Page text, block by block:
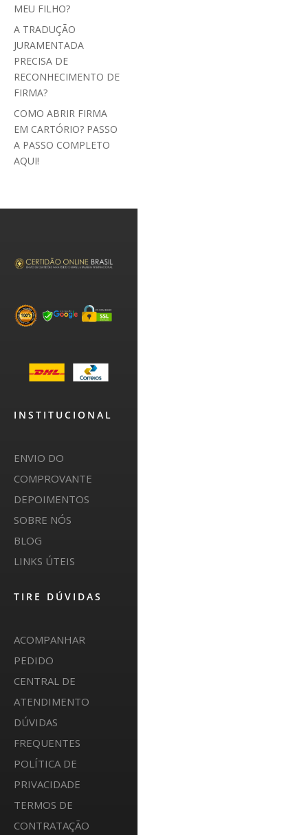
MEU FILHO?
A TRADUÇÃO
JURAMENTADA
PRECISA DE
RECONHECIMENTO DE
FIRMA?
COMO ABRIR FIRMA
EM CARTÓRIO? PASSO
A PASSO COMPLETO
AQUI!
INSTITUCIONAL
ENVIO DO
COMPROVANTE
DEPOIMENTOS
SOBRE NÓS
BLOG
LINKS ÚTEIS
TIRE DÚVIDAS
ACOMPANHAR
PEDIDO
CENTRAL DE
ATENDIMENTO
DÚVIDAS
FREQUENTES
POLÍTICA DE
PRIVACIDADE
TERMOS DE
CONTRATAÇÃO